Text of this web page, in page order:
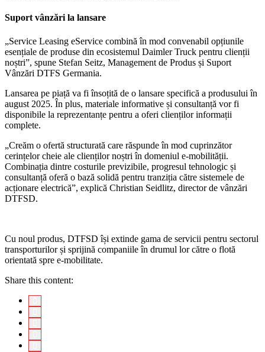
Suport vânzări la lansare
„Service Leasing eService combină în mod convenabil opțiunile
esențiale de produse din ecosistemul Daimler Truck pentru clienții
noștri”, spune Stefan Seitz, Management de Produs și Suport
Vânzări DTFS Germania.
Lansarea pe piață va fi însoțită de o lansare specifică a produsului în
august 2025. În plus, materiale informative și consultanță vor fi
disponibile la reprezentanțe pentru a oferi clienților informații
complete.
„Creăm o ofertă structurată care răspunde în mod cuprinzător
cerințelor cheie ale clienților noștri în domeniul e-mobilității.
Combinația dintre costurile previzibile, progresul tehnologic și
consultanță oferă o bază solidă pentru tranziția către sistemele de
acționare electrică”, explică Christian Seidlitz, director de vânzări
DTFSD.
Cu noul produs, DTFSD își extinde gama de servicii pentru sectorul
transporturilor și sprijină companiile în drumul lor către o flotă
orientată spre e-mobilitate.
Share this content: